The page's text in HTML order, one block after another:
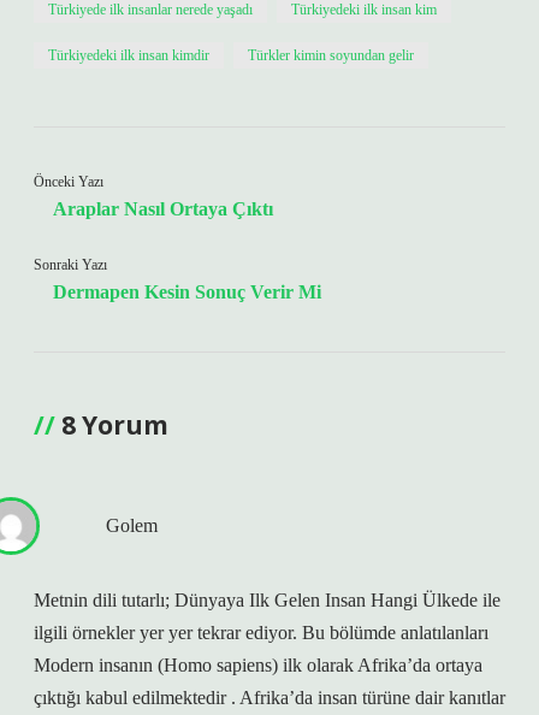
Türkiyede ilk insanlar nerede yaşadı Türkiyedeki ilk insan kim
Türkiyedeki ilk insan kimdir Türkler kimin soyundan gelir
Önceki Yazı
Araplar Nasıl Ortaya Çıktı
Sonraki Yazı
Dermapen Kesin Sonuç Verir Mi
8 Yorum
Golem
Metnin dili tutarlı; Dünyaya Ilk Gelen Insan Hangi Ülkede ile
ilgili örnekler yer yer tekrar ediyor. Bu bölümde anlatılanları
Modern insanın (Homo sapiens) ilk olarak Afrika’da ortaya
çıktığı kabul edilmektedir . Afrika’da insan türüne dair kanıtlar